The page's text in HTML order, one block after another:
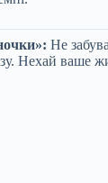
Не
Нехай ваше